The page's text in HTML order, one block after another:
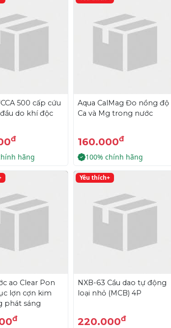
500 cấp cứu
do khí độc
đ
hãng
Aqua CalMag Đo nồng độ
Ca và Mg trong nước
160.000đ
100% chính hãng
ao Clear Pon
lợn cợn kim
phát sáng
đ
Yêu thích+
NXB-63 Cầu dao tự động
loại nhỏ (MCB) 4P
220.000đ